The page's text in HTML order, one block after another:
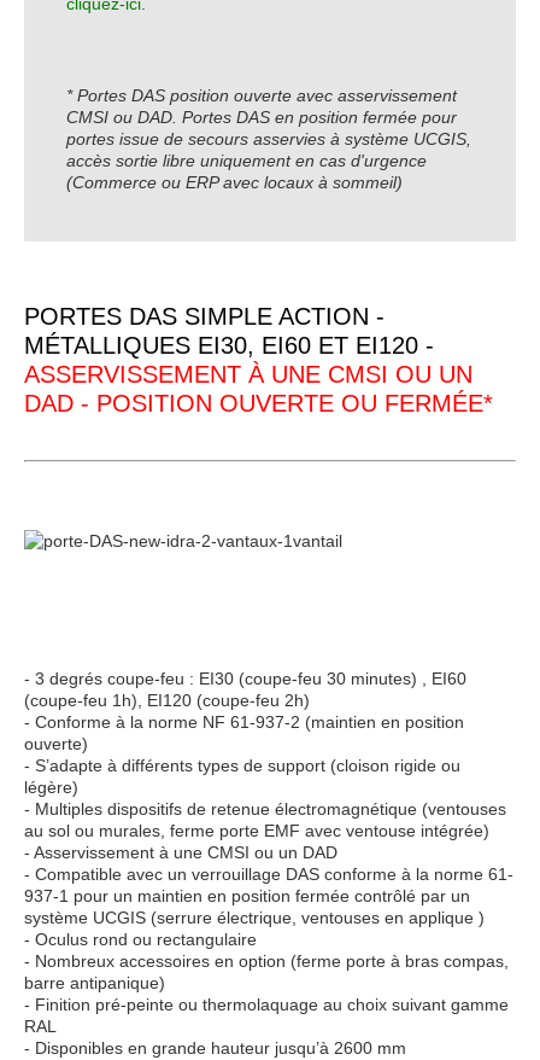
cliquez-ici.
* Portes DAS position ouverte avec asservissement
CMSI ou DAD. Portes DAS en position fermée pour
portes issue de secours asservies à système UCGIS,
accès sortie libre uniquement en cas d'urgence
(Commerce ou ERP avec locaux à sommeil)
PORTES DAS SIMPLE ACTION -
MÉTALLIQUES EI30, EI60 ET EI120 -
ASSERVISSEMENT À UNE CMSI OU UN
DAD - POSITION OUVERTE OU FERMÉE*
- 3 degrés coupe-feu : EI30 (coupe-feu 30 minutes) , EI60
(coupe-feu 1h), EI120 (coupe-feu 2h)
- Conforme à la norme NF 61-937-2 (maintien en position
ouverte)
- S’adapte à différents types de support (cloison rigide ou
légère)
- Multiples dispositifs de retenue électromagnétique (ventouses
au sol ou murales, ferme porte EMF avec ventouse intégrée)
- Asservissement à une CMSI ou un DAD
- Compatible avec un verrouillage DAS conforme à la norme 61-
937-1 pour un maintien en position fermée contrôlé par un
système UCGIS (serrure électrique, ventouses en applique )
- Oculus rond ou rectangulaire
- Nombreux accessoires en option (ferme porte à bras compas,
barre antipanique)
- Finition pré-peinte ou thermolaquage au choix suivant gamme
RAL
- Disponibles en grande hauteur jusqu’à 2600 mm